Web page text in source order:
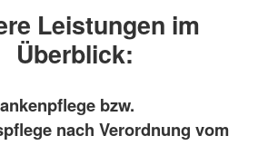
Leistungen im
Überblick:
bzw.
nach Verordnung vom